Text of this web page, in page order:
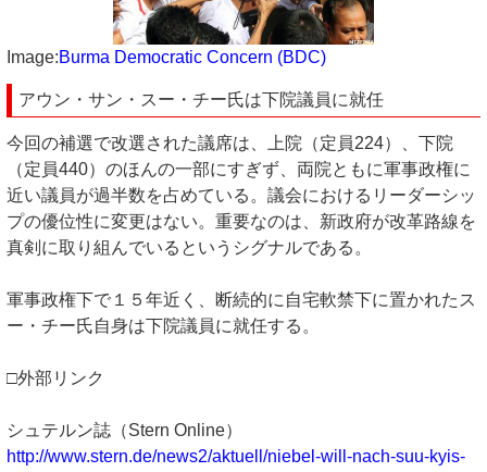
Image:Burma Democratic Concern (BDC)
アウン・サン・スー・チー氏は下院議員に就任
今回の補選で改選された議席は、上院（定員224）、下院
（定員440）のほんの一部にすぎず、両院ともに軍事政権に
近い議員が過半数を占めている。議会におけるリーダーシッ
プの優位性に変更はない。重要なのは、新政府が改革路線を
真剣に取り組んでいるというシグナルである。
軍事政権下で１５年近く、断続的に自宅軟禁下に置かれたス
ー・チー氏自身は下院議員に就任する。
□外部リンク
シュテルン誌（Stern Online）
http://www.stern.de/news2/aktuell/niebel-will-nach-suu-kyis-